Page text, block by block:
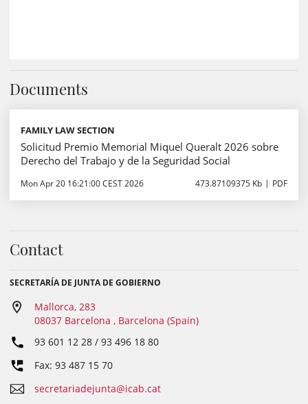
Documents
FAMILY LAW SECTION
Solicitud Premio Memorial Miquel Queralt 2026 sobre
Derecho del Trabajo y de la Seguridad Social
Mon Apr 20 16:21:00 CEST 2026 473.87109375 Kb PDF
Contact
SECRETARÍA DE JUNTA DE GOBIERNO
Mallorca, 283
08037 Barcelona , Barcelona (Spain)
93 601 12 28 / 93 496 18 80
Fax: 93 487 15 70
secretariadejunta@icab.cat